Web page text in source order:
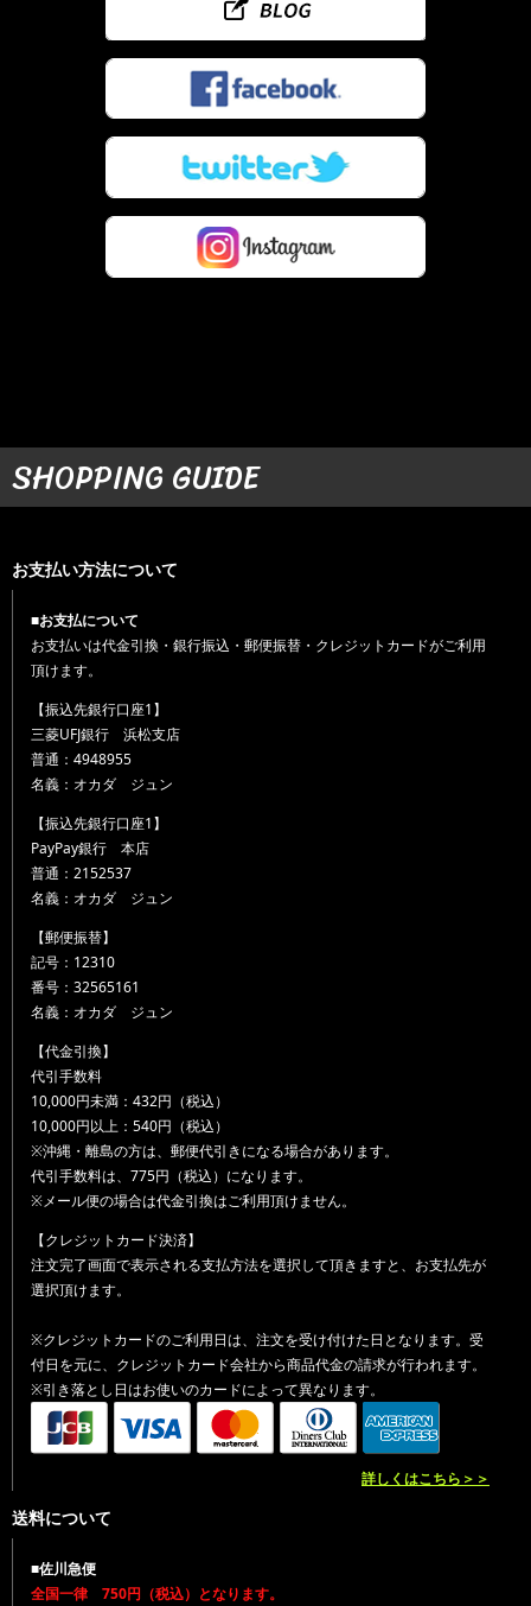
SHOPPING GUIDE
お支払い方法について
■お支払について
お支払いは代金引換・銀行振込・郵便振替・クレジットカードがご利用
頂けます。
【振込先銀行口座1】
三菱UFJ銀行 浜松支店
普通：4948955
名義：オカダ ジュン
【振込先銀行口座1】
PayPay銀行 本店
普通：2152537
名義：オカダ ジュン
【郵便振替】
記号：12310
番号：32565161
名義：オカダ ジュン
【代金引換】
代引手数料
10,000円未満：432円（税込）
10,000円以上：540円（税込）
※沖縄・離島の方は、郵便代引きになる場合があります。
代引手数料は、775円（税込）になります。
※メール便の場合は代金引換はご利用頂けません。
【クレジットカード決済】
注文完了画面で表示される支払方法を選択して頂きますと、お支払先が
選択頂けます。
※クレジットカードのご利用日は、注文を受け付けた日となります。受
付日を元に、クレジットカード会社から商品代金の請求が行われます。
※引き落とし日はお使いのカードによって異なります。
詳しくはこちら＞＞
送料について
■佐川急便
全国一律 750円（税込）となります。